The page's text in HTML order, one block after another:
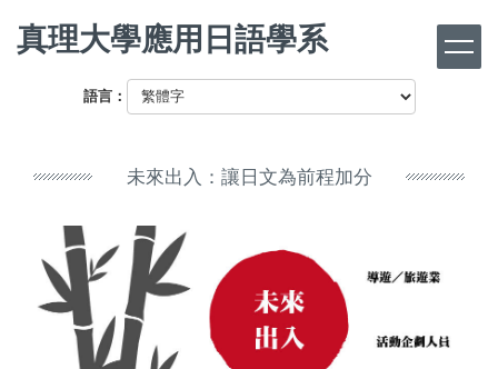
真理大學應用日語學系
語言：
未來出入：讓日文為前程加分